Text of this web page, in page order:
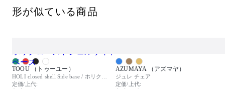
。幾通りもの組み合わせが可能となっています。
形が似ている商品
TOOU （トゥーユー）
定価/上代:
AZUMAYA （アズマヤ）
ジュレ チェア
定価/上代: